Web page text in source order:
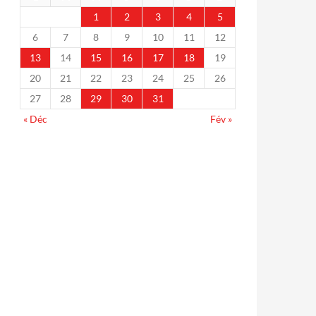
1
2 3 4
5
6
7 8 9 10 11
12
13
14 15 16 17 18
19
20
21 22 23 24 25
26
27
28 29 30
31
« Déc
Fév »